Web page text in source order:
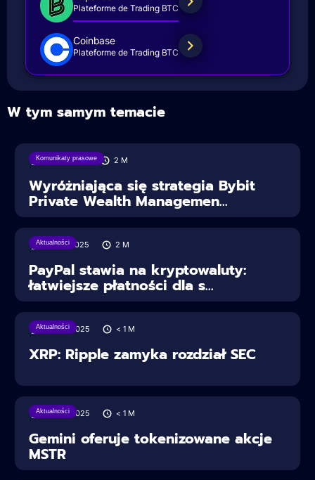
Plateforme de Trading BTC
Coinbase
Plateforme de Trading BTC
W tym samym temacie
Komunikaty prasowe
18/08/2025 2 M
Wyróżniająca się strategia Bybit
Private Wealth Managemen...
Aktualności
30/07/2025 2 M
PayPal stawia na kryptowaluty:
łatwiejsze płatności dla s...
Aktualności
28/06/2025 < 1 M
XRP: Ripple zamyka rozdział SEC
Aktualności
28/06/2025 < 1 M
Gemini oferuje tokenizowane akcje
MSTR